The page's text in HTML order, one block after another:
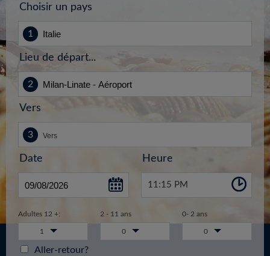
Choisir un pays
Lieu de départ...
Vers
Date Heure
11:15 PM
Adultes 12 +: 2 - 11 ans 0- 2 ans
1 0 0
Aller-retour?